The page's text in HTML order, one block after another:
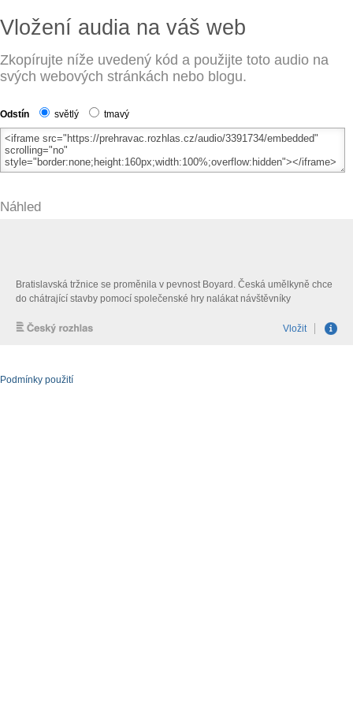
Vložení audia na váš web
Zkopírujte níže uvedený kód a použijte toto audio na
svých webových stránkách nebo blogu.
Odstín světlý tmavý
Náhled
Podmínky použití